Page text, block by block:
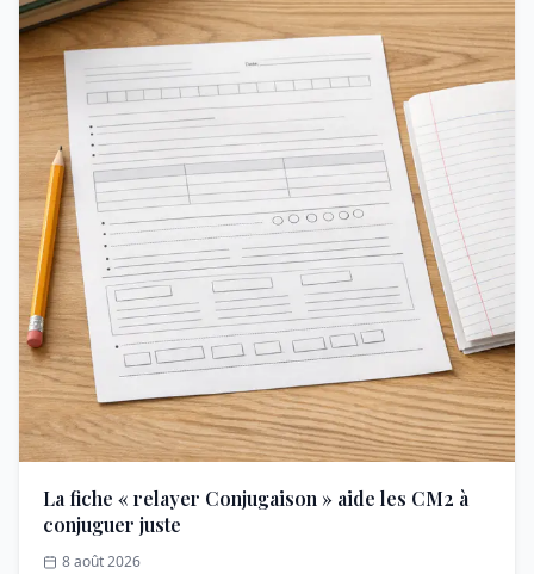
La fiche « relayer Conjugaison » aide les CM2 à
conjuguer juste
8 août 2026